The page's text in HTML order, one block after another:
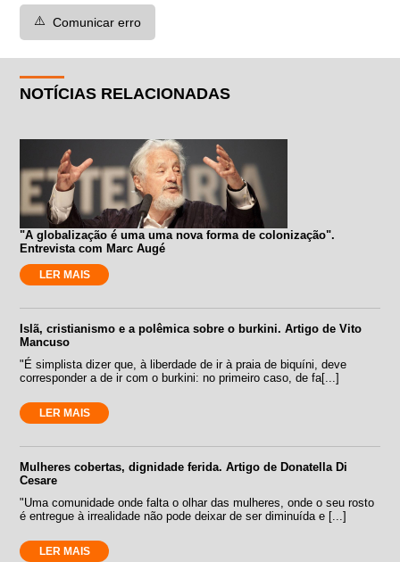
⚠️ Comunicar erro
NOTÍCIAS RELACIONADAS
"A globalização é uma uma nova forma de colonização".
Entrevista com Marc Augé
LER MAIS
Islã, cristianismo e a polêmica sobre o burkini. Artigo de Vito
Mancuso
"É simplista dizer que, à liberdade de ir à praia de biquíni, deve
corresponder a de ir com o burkini: no primeiro caso, de fa[...]
LER MAIS
Mulheres cobertas, dignidade ferida. Artigo de Donatella Di
Cesare
"Uma comunidade onde falta o olhar das mulheres, onde o seu rosto
é entregue à irrealidade não pode deixar de ser diminuída e [...]
LER MAIS